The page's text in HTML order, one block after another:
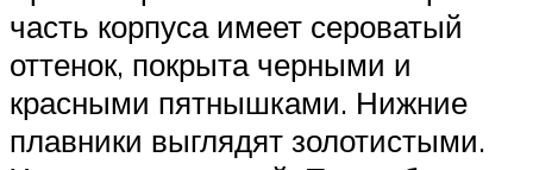
часть корпуса имеет сероватый
оттенок, покрыта черными и
красными пятнышками. Нижние
плавники выглядят золотистыми.